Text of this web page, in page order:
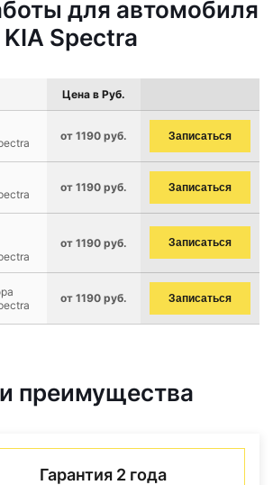
для автомобиля
KIA Spectra
Цена в Руб.
от 1190 руб. Записаться
от 1190 руб. Записаться
от 1190 руб. Записаться
от 1190 руб. Записаться
преимущества
Гарантия 2 года